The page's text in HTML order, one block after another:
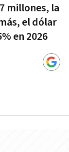
millones, la
el dólar
en 2026